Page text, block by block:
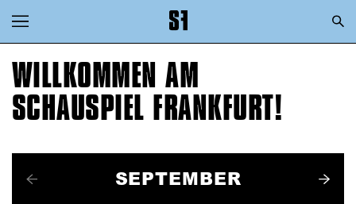
Zur Hauptnavigation springen
Zum Hauptinhalt springen
Zum Footer springen
WILLKOMMEN AM
SCHAUSPIEL FRANKFURT!
SEPTEMBER